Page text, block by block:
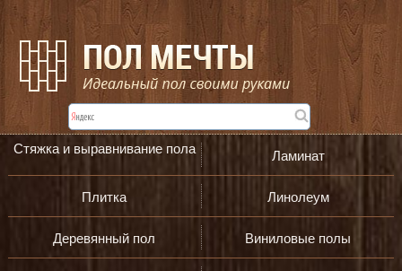
Стяжка и выравнивание пола Ламинат
Плитка Линолеум
Деревянный пол Виниловые полы